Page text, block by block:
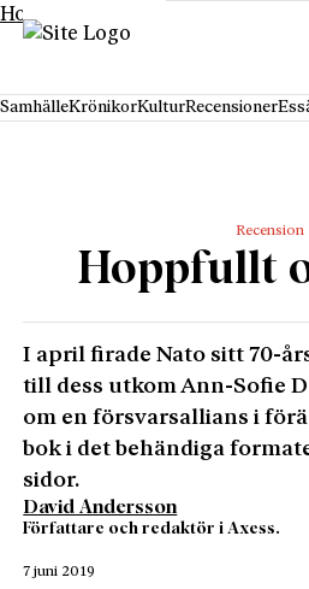
Hoppa till innehåll
SamhälleKrönikorKulturRecensioner
Recension
Hoppfullt
I april firade Nato sitt 70-
till dess utkom Ann-Sofie
om en försvarsallians i
bok i det behändiga
sidor.
David Andersson
Författare och redaktör i Axess.
7 juni 2019